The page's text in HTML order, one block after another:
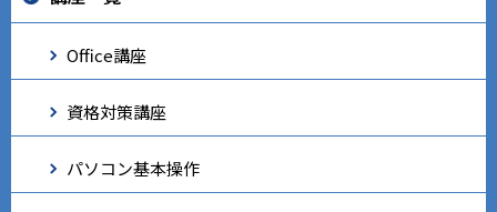
Office講座
資格対策講座
パソコン基本操作